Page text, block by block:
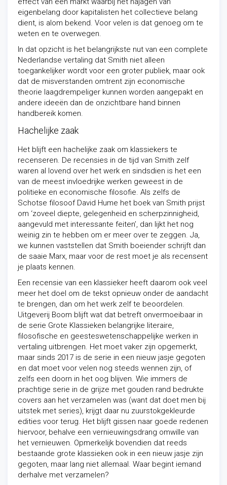
eigenbelang door kapitalisten het collectieve belang
dient, is alom bekend. Voor velen is dat genoeg om te
weten en te overwegen.
In dat opzicht is het belangrijkste nut van een complete
Nederlandse vertaling dat Smith niet alleen
toegankelijker wordt voor een groter publiek, maar ook
dat de misverstanden omtrent zijn economische
theorie laagdrempeliger kunnen worden aangepakt en
andere ideeën dan de onzichtbare hand binnen
handbereik komen.
Hachelijke zaak
Het blijft een hachelijke zaak om klassiekers te
recenseren. De recensies in de tijd van Smith zelf
waren al lovend over het werk en sindsdien is het een
van de meest invloedrijke werken geweest in de
politieke en economische filosofie. Als zelfs de
Schotse filosoof David Hume het boek van Smith prijst
om ‘zoveel diepte, gelegenheid en scherpzinnigheid,
aangevuld met interessante feiten’, dan lijkt het nog
weinig zin te hebben om er meer over te zeggen. Ja,
we kunnen vaststellen dat Smith boeiender schrijft dan
de saaie Marx, maar voor de rest moet je als recensent
je plaats kennen.
Een recensie van een klassieker heeft daarom ook veel
meer het doel om de tekst opnieuw onder de aandacht
te brengen, dan om het werk zelf te beoordelen.
Uitgeverij Boom blijft wat dat betreft onvermoeibaar in
de serie Grote Klassieken belangrijke literaire,
filosofische en geesteswetenschappelijke werken in
vertaling uitbrengen. Het moet vaker zijn opgemerkt,
maar sinds 2017 is de serie in een nieuw jasje gegoten
en dat moet voor velen nog steeds wennen zijn, of
zelfs een doorn in het oog blijven. Wie immers de
prachtige serie in de grijze met gouden rand bedrukte
covers aan het verzamelen was (want dat doet men bij
uitstek met series), krijgt daar nu zuurstokgekleurde
edities voor terug. Het blijft gissen naar goede redenen
hiervoor, behalve een vernieuwingsdrang omwille van
het vernieuwen. Opmerkelijk bovendien dat reeds
bestaande grote klassieken ook in een nieuw jasje zijn
gegoten, maar lang niet allemaal. Waar begint iemand
derhalve met verzamelen?